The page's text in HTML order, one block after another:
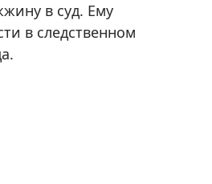
в суд. Ему
в следственном